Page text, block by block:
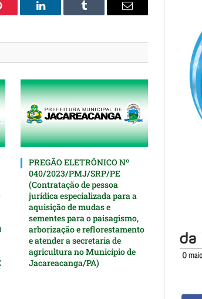
O
Tumblr
E-
PREGÃO ELETRÔNICO Nº
040/2023/PMJ/SRP/PE
(Contratação de pessoa
jurídica especializada para a
aquisição de mudas e
sementes para o paisagismo,
arborização e reflorestamento
e atender a secretaria de
agricultura no Município de
Jacareacanga/PA)